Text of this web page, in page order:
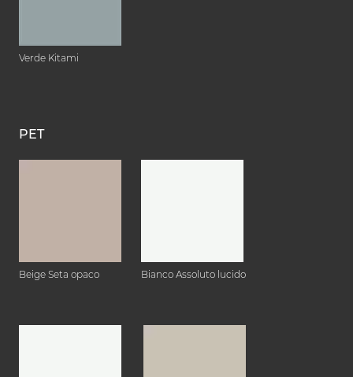
Verde Kitami
PET
Beige Seta opaco Bianco Assoluto lucido